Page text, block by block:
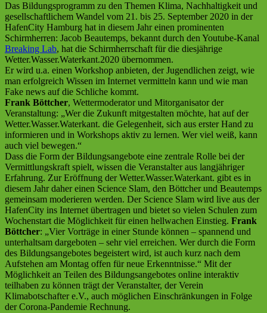
Das Bildungsprogramm zu den Themen Klima, Nachhaltigkeit und
gesellschaftlichem Wandel vom 21. bis 25. September 2020 in der
HafenCity Hamburg hat in diesem Jahr einen prominenten
Schirmherren: Jacob Beautemps, bekannt durch den Youtube-Kanal
Breaking Lab, hat die Schirmherrschaft für die diesjährige
Wetter.Wasser.Waterkant.2020 übernommen.
Er wird u.a. einen Workshop anbieten, der Jugendlichen zeigt, wie
man erfolgreich Wissen im Internet vermitteln kann und wie man
Fake news auf die Schliche kommt.
Frank Böttcher, Wettermoderator und Mitorganisator der
Veranstaltung: „Wer die Zukunft mitgestalten möchte, hat auf der
Wetter.Wasser.Waterkant. die Gelegenheit, sich aus erster Hand zu
informieren und in Workshops aktiv zu lernen. Wer viel weiß, kann
auch viel bewegen.“
Dass die Form der Bildungsangebote eine zentrale Rolle bei der
Vermittlungskraft spielt, wissen die Veranstalter aus langjähriger
Erfahrung. Zur Eröffnung der Wetter.Wasser.Waterkant. gibt es in
diesem Jahr daher einen Science Slam, den Böttcher und Beautemps
gemeinsam moderieren werden. Der Science Slam wird live aus der
HafenCity ins Internet übertragen und bietet so vielen Schulen zum
Wochenstart die Möglichkeit für einen hellwachen Einstieg. Frank
Böttcher: „Vier Vorträge in einer Stunde können – spannend und
unterhaltsam dargeboten – sehr viel erreichen. Wer durch die Form
des Bildungsangebotes begeistert wird, ist auch kurz nach dem
Aufstehen am Montag offen für neue Erkenntnisse.“ Mit der
Möglichkeit an Teilen des Bildungsangebotes online interaktiv
teilhaben zu können trägt der Veranstalter, der Verein
Klimabotschafter e.V., auch möglichen Einschränkungen in Folge
der Corona-Pandemie Rechnung.